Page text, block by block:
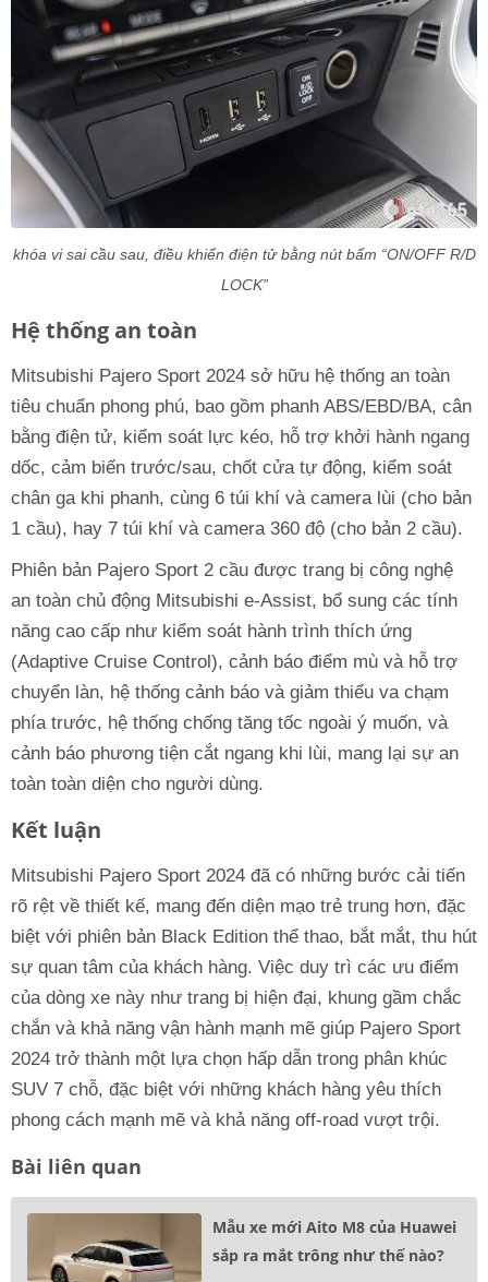
khóa vi sai cầu sau, điều khiển điện tử bằng nút bấm “ON/OFF R/D
LOCK”
Hệ thống an toàn
Mitsubishi Pajero Sport 2024 sở hữu hệ thống an toàn
tiêu chuẩn phong phú, bao gồm phanh ABS/EBD/BA, cân
bằng điện tử, kiểm soát lực kéo, hỗ trợ khởi hành ngang
dốc, cảm biến trước/sau, chốt cửa tự động, kiểm soát
chân ga khi phanh, cùng 6 túi khí và camera lùi (cho bản
1 cầu), hay 7 túi khí và camera 360 độ (cho bản 2 cầu).
Phiên bản Pajero Sport 2 cầu được trang bị công nghệ
an toàn chủ động Mitsubishi e-Assist, bổ sung các tính
năng cao cấp như kiểm soát hành trình thích ứng
(Adaptive Cruise Control), cảnh báo điểm mù và hỗ trợ
chuyển làn, hệ thống cảnh báo và giảm thiểu va chạm
phía trước, hệ thống chống tăng tốc ngoài ý muốn, và
cảnh báo phương tiện cắt ngang khi lùi, mang lại sự an
toàn toàn diện cho người dùng.
Kết luận
Mitsubishi Pajero Sport 2024 đã có những bước cải tiến
rõ rệt về thiết kế, mang đến diện mạo trẻ trung hơn, đặc
biệt với phiên bản Black Edition thể thao, bắt mắt, thu hút
sự quan tâm của khách hàng. Việc duy trì các ưu điểm
của dòng xe này như trang bị hiện đại, khung gầm chắc
chắn và khả năng vận hành mạnh mẽ giúp Pajero Sport
2024 trở thành một lựa chọn hấp dẫn trong phân khúc
SUV 7 chỗ, đặc biệt với những khách hàng yêu thích
phong cách mạnh mẽ và khả năng off-road vượt trội.
Bài liên quan
Mẫu xe mới Aito M8 của Huawei
sắp ra mắt trông như thế nào?